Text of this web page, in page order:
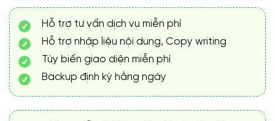
Hỗ trợ tư vấn dịch vụ miễn phí
Hỗ trợ nhập liệu nội dung, Copy writing
Tùy biến giao diện miễn phí
Backup định kỳ hằng ngày